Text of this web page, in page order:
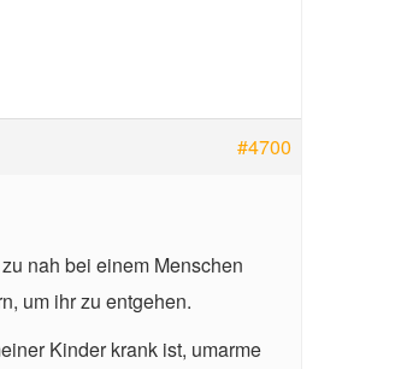
#4700
nah bei einem Menschen
um ihr zu entgehen.
Kinder krank ist, umarme